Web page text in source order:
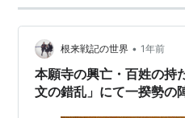
根来戦記の世界 • 1年前
本願寺の興亡・百姓の
文の錯乱」にて一揆勢の